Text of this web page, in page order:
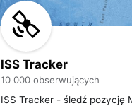
ISS Tracker
10 000 obserwujących
ISS Tracker - śledź pozycję